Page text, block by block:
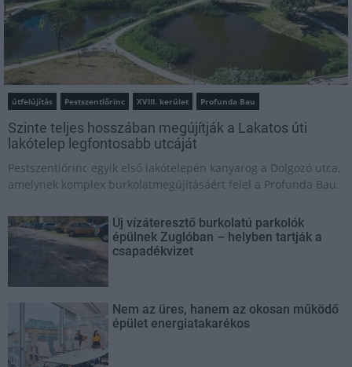
útfelújítás Pestszentlőrinc XVIII. kerület Profunda Bau
Szinte teljes hosszában megújítják a Lakatos úti
lakótelep legfontosabb utcáját
Pestszentlőrinc egyik első lakótelepén kanyarog a Dolgozó utca,
amelynek komplex burkolatmegújításáért felel a Profunda Bau.
Új vízáteresztő burkolatú parkolók
épülnek Zuglóban – helyben tartják a
csapadékvizet
Nem az üres, hanem az okosan működő
épület energiatakarékos